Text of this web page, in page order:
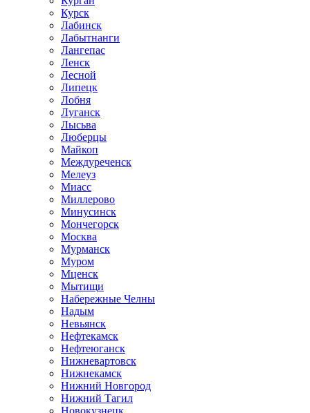
Курск
Лабинск
Лабытнанги
Лангепас
Ленск
Лесной
Липецк
Лобня
Луганск
Лысьва
Люберцы
Майкоп
Междуреченск
Мелеуз
Миасс
Миллерово
Минусинск
Мончегорск
Москва
Мурманск
Муром
Мценск
Мытищи
Набережные Челны
Надым
Невьянск
Нефтекамск
Нефтеюганск
Нижневартовск
Нижнекамск
Нижний Новгород
Нижний Тагил
Новокузнецк